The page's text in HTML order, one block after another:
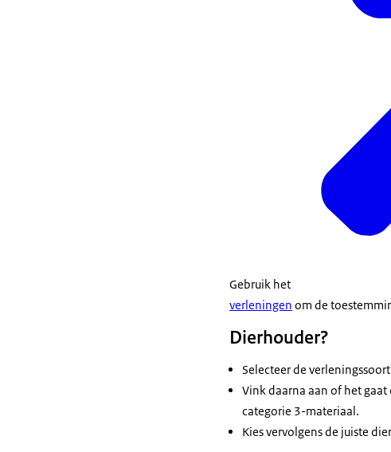
Gebruik het
verleningen om de
Dierhouder?
Selecteer de
Vink daarna aan of het
categorie 3-materiaal.
Kies vervolgens de juiste